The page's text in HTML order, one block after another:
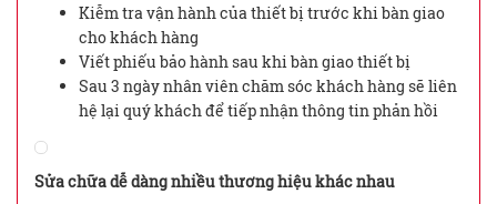
Kiễm tra vận hành của thiết bị trước khi bàn giao
cho khách hàng
Viết phiếu bảo hành sau khi bàn giao thiết bị
Sau 3 ngày nhân viên chăm sóc khách hàng sẽ liên
hệ lại quý khách để tiếp nhận thông tin phản hồi
Sửa chữa dễ dàng nhiều thương hiệu khác nhau